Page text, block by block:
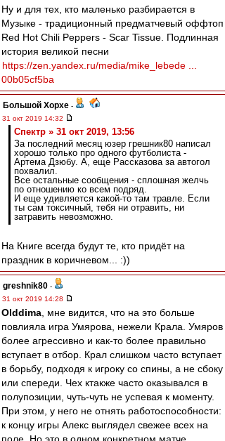
Ну и для тех, кто маленько разбирается в
Музыке - традиционный предматчевый оффтоп
Red Hot Chili Peppers - Scar Tissue. Подлинная
история великой песни
https://zen.yandex.ru/media/mike_lebede ...
00b05cf5ba
Большой Хорхе -
31 окт 2019 14:32
Спектр » 31 окт 2019, 13:56
За последний месяц юзер грешник80 написал
хорошо только про одного футболиста -
Артема Дзюбу. А, еще Рассказова за автогол
похвалил.
Все остальные сообщения - сплошная желчь
по отношению ко всем подряд.
И еще удивляется какой-то там травле. Если
ты сам токсичный, тебя ни отравить, ни
затравить невозможно.
На Книге всегда будут те, кто придёт на
праздник в коричневом... :))
greshnik80 -
31 окт 2019 14:28
Olddima , мне видится, что на это больше
повлияла игра Умярова, нежели Крала. Умяров
более агрессивно и как-то более правильно
вступает в отбор. Крал слишком часто вступает
в борьбу, подходя к игроку со спины, а не сбоку
или спереди. Чех ктакже часто оказывался в
полупозиции, чуть-чуть не успевая к моменту.
При этом, у него не отнять работоспособности:
к концу игры Алекс выглядел свежее всех на